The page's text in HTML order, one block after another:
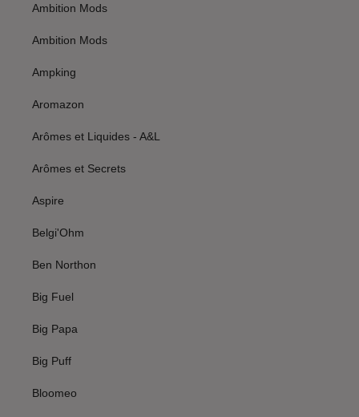
Ambition Mods
Ambition Mods
Ampking
Aromazon
Arômes et Liquides - A&L
Arômes et Secrets
Aspire
Belgi'Ohm
Ben Northon
Big Fuel
Big Papa
Big Puff
Bloomeo